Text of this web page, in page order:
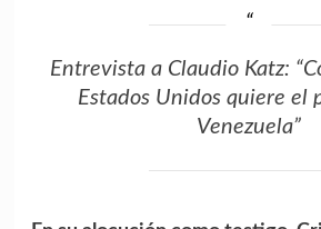
Entrevista a Claudio Katz:
Estados Unidos quiere el
Venezuela”